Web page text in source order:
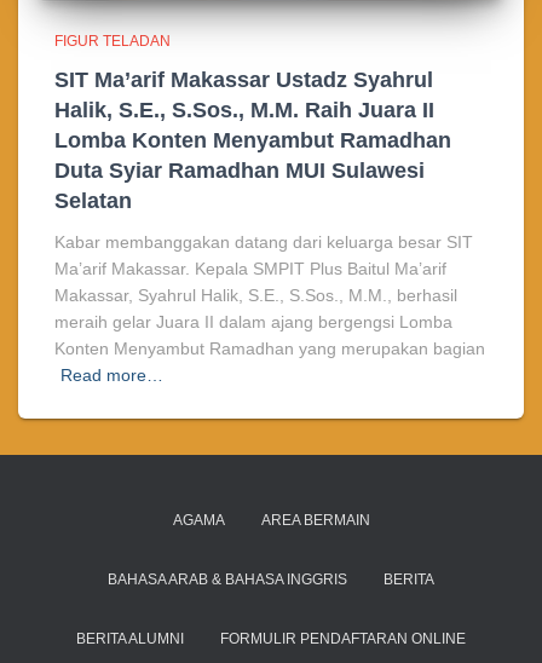
FIGUR TELADAN
SIT Ma’arif Makassar Ustadz Syahrul
Halik, S.E., S.Sos., M.M. Raih Juara II
Lomba Konten Menyambut Ramadhan
Duta Syiar Ramadhan MUI Sulawesi
Selatan
Kabar membanggakan datang dari keluarga besar SIT
Ma’arif Makassar. Kepala SMPIT Plus Baitul Ma’arif
Makassar, Syahrul Halik, S.E., S.Sos., M.M., berhasil
meraih gelar Juara II dalam ajang bergengsi Lomba
Konten Menyambut Ramadhan yang merupakan bagian
Read more…
AGAMA AREA BERMAIN
BAHASA ARAB & BAHASA INGGRIS BERITA
BERITA ALUMNI FORMULIR PENDAFTARAN ONLINE